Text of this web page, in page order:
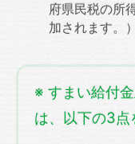
府県民税の所
加されます。）
※ すまい給付
は、以下の3点